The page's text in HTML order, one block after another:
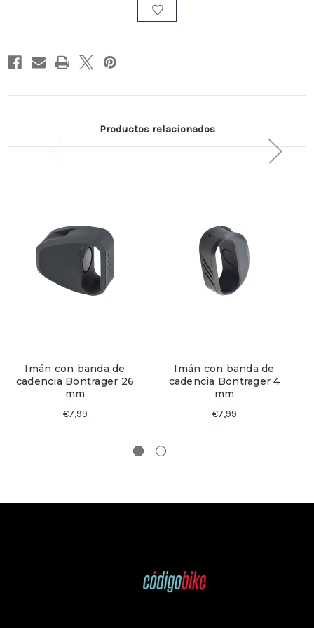
MM
MM
Productos relacionados
Imán con banda de
cadencia Bontrager 26
mm
€7,99
Imán con banda de
cadencia Bontrager 4
mm
€7,99